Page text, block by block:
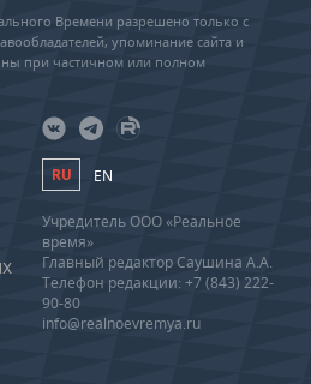
Времени разрешено только с
упоминание сайта и
при частичном или полном
RU EN
Учредитель ООО «Реальное
время»
Главный редактор Саушина А.А.
Телефон редакции: +7 (843) 222-
90-80
info@realnoevremya.ru